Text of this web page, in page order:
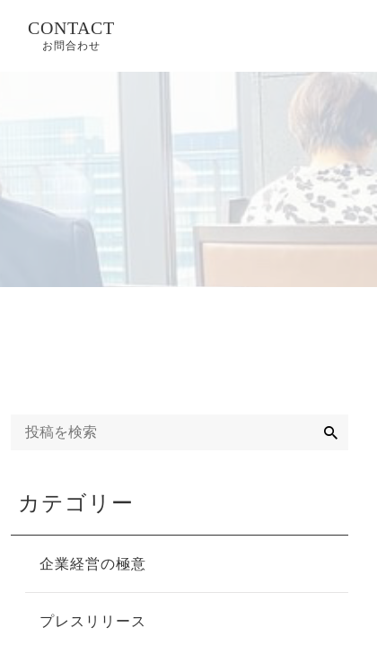
CONTACT
お問合わせ
カテゴリー
企業経営の極意
プレスリリース